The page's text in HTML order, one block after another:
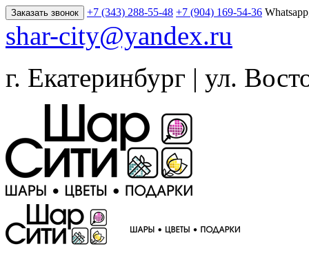
Заказать звонок +7 (343) 288-55-48 +7 (904) 169-54-36
shar-city@yandex.ru
г. Екатеринбург | ул.